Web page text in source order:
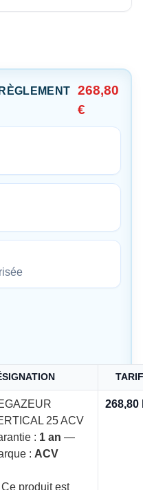
268,80
€
25 ACV
: 1 an —
: ACV
Ce produit est
268,80